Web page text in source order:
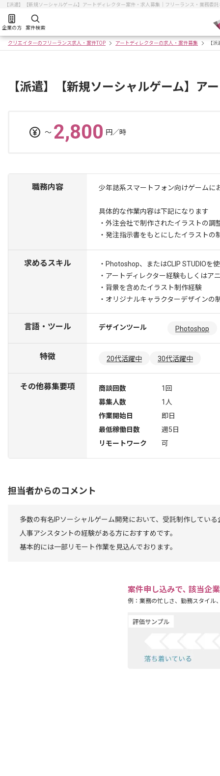
【派遣】【新規ソーシャルゲーム】アートディレクター案件・求人募集｜フリーランス・業務委
企業の方 案件検索
クリエイターのフリーランス求人・案件TOP アートディレクターの求人・案件募集 【
【派遣】【新規ソーシャルゲーム】ア
〜 2,800 円／時
職務内容 少年誌系スマートフォン向けゲームに
具体的な作業内容は下記になります
・外注会社で制作されたイラストの
・発注指示書をもとにしたイラスト
求めるスキル
・Photoshop、またはCLIP STUDIOを
・アートディレクター経験もしくはア
・背景を含めたイラスト制作経験
・オリジナルキャラクターデザインの
言語・ツール デザインツール Photoshop
特徴 20代活躍中 30代活躍中
その他募集要項 商談回数
1回
募集人数
1人
作業開始日
即日
最低稼働日数
週5日
リモートワーク
可
担当者からのコメント
多数の有名IPソーシャルゲーム開発において、受託制作している
人事アシスタントの経験がある方におすすめです。
基本的には一部リモート作業を見込んでおります。
案件申し込みで､ 該当企
例：業務の忙しさ、勤務スタイル